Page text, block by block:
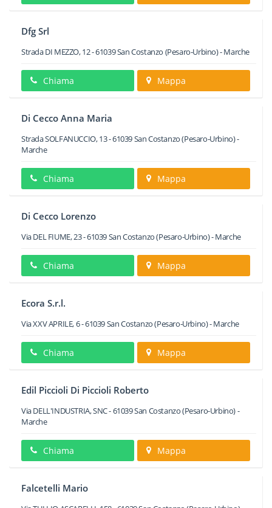
Dfg Srl
Strada DI MEZZO, 12-61039San Costanzo (Pesaro-Urbino) -Marche
Chiama Mappa
Di Cecco Anna Maria
Strada SOLFANUCCIO, 13-61039San Costanzo(Pesaro-Urbino) -
Marche
Chiama Mappa
Di Cecco Lorenzo
Via DEL FIUME, 23-61039San Costanzo(Pesaro-Urbino) -Marche
Chiama Mappa
Ecora S.r.l.
Via XXV APRILE, 6-61039San Costanzo(Pesaro-Urbino) -Marche
Chiama Mappa
Edil Piccioli Di Piccioli Roberto
Via DELL'INDUSTRIA, SNC-61039San Costanzo(Pesaro-Urbino) -
Marche
Chiama Mappa
Falcetelli Mario